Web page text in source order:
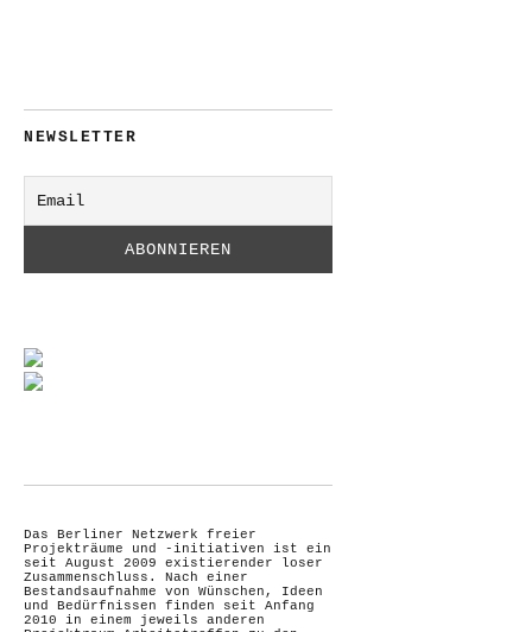
NEWSLETTER
Das Berliner Netzwerk freier
Projekträume und -initiativen ist ein
seit August 2009 existierender loser
Zusammenschluss. Nach einer
Bestandsaufnahme von Wünschen, Ideen
und Bedürfnissen finden seit Anfang
2010 in einem jeweils anderen